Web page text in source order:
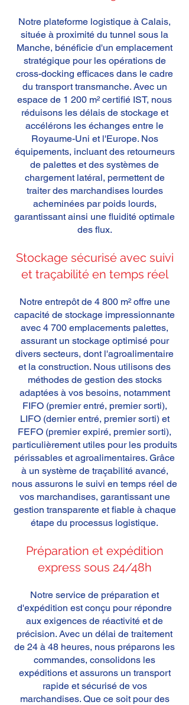
Notre plateforme logistique à Calais,
située à proximité du tunnel sous la
Manche, bénéficie d'un emplacement
stratégique pour les opérations de
cross-docking efficaces dans le cadre
du transport transmanche. Avec un
espace de 1 200 m² certifié IST, nous
réduisons les délais de stockage et
accélérons les échanges entre le
Royaume-Uni et l'Europe. Nos
équipements, incluant des retourneurs
de palettes et des systèmes de
chargement latéral, permettent de
traiter des marchandises lourdes
acheminées par poids lourds,
garantissant ainsi une fluidité optimale
des flux.
Stockage sécurisé avec suivi
et traçabilité en temps réel
Notre entrepôt de 4 800 m² offre une
capacité de stockage impressionnante
avec 4 700 emplacements palettes,
assurant un stockage optimisé pour
divers secteurs, dont l'agroalimentaire
et la construction. Nous utilisons des
méthodes de gestion des stocks
adaptées à vos besoins, notamment
FIFO (premier entré, premier sorti),
LIFO (dernier entré, premier sorti) et
FEFO (premier expiré, premier sorti),
particulièrement utiles pour les produits
périssables et agroalimentaires. Grâce
à un système de traçabilité avancé,
nous assurons le suivi en temps réel de
vos marchandises, garantissant une
gestion transparente et fiable à chaque
étape du processus logistique.
Préparation et expédition
express sous 24/48h
Notre service de préparation et
d'expédition est conçu pour répondre
aux exigences de réactivité et de
précision. Avec un délai de traitement
de 24 à 48 heures, nous préparons les
commandes, consolidons les
expéditions et assurons un transport
rapide et sécurisé de vos
marchandises. Que ce soit pour des